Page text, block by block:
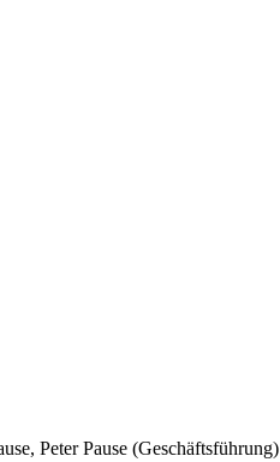
Peter Pause (Geschäftsführung)